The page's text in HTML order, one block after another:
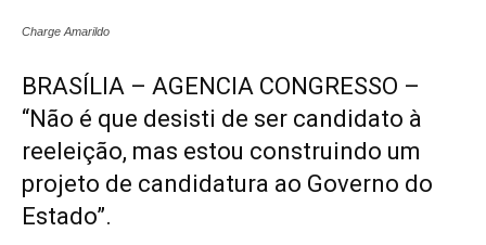
Charge Amarildo
BRASÍLIA – AGENCIA CONGRESSO –
“Não é que desisti de ser candidato à
reeleição, mas estou construindo um
projeto de candidatura ao Governo do
Estado”.